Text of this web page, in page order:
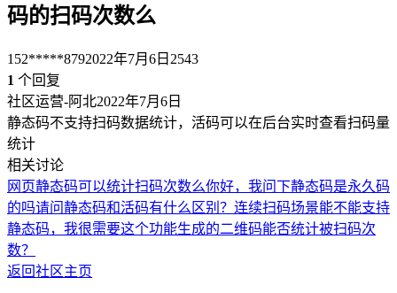
码的扫码次数么
152*****8792022年7月6日 2543
1 个回复
社区运营-阿北2022年7月6日
静态码不支持扫码数据统计，活码可以在后台实时查看扫码量
统计
相关讨论
网页静态码可以统计扫码次数么你好，我问下静态码是永久码
的吗请问静态码和活码有什么区别？ 连续扫码场景能不能支持
静态码，我很需要这个功能生成的二维码能否统计被扫码次
数？
返回社区主页